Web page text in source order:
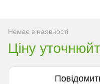
Немає в наявності
Ціну